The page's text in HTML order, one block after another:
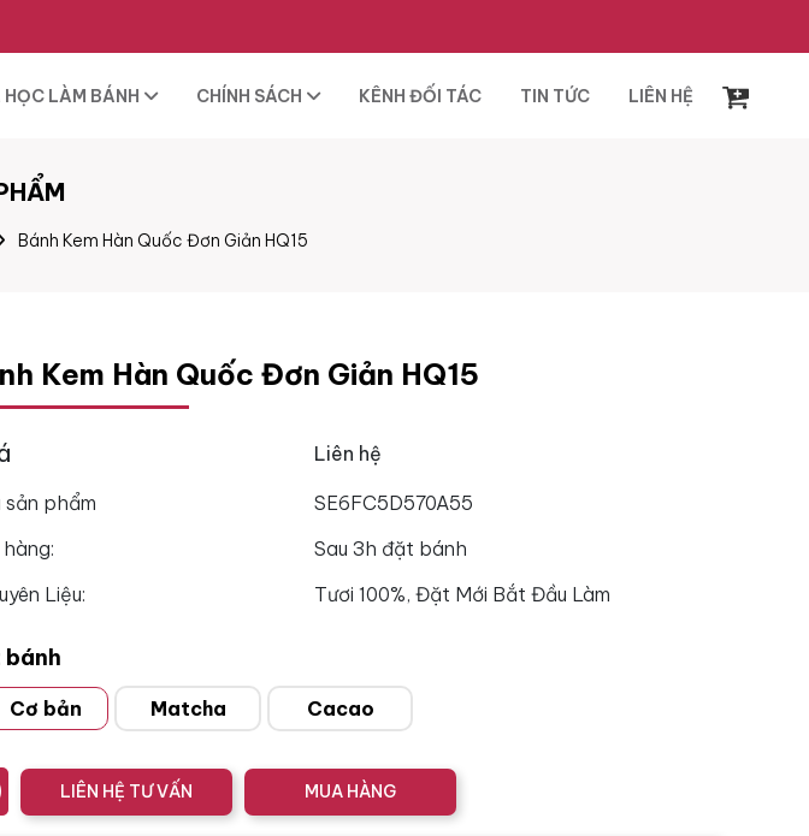
HỌC LÀM BÁNH CHÍNH SÁCH KÊNH ĐỐI TÁC TIN TỨC LIÊN HỆ
Bánh Kem Hàn Quốc Đơn Giản HQ15
Kem Hàn Quốc Đơn Giản HQ15
Liên hệ
sản phẩm
SE6FC5D570A55
Sau 3h đặt bánh
Liệu:
Tươi 100%, Đặt Mới Bắt Đầu Làm
bánh
Cơ bản Matcha Cacao
LIÊN HỆ TƯ VẤN MUA HÀNG